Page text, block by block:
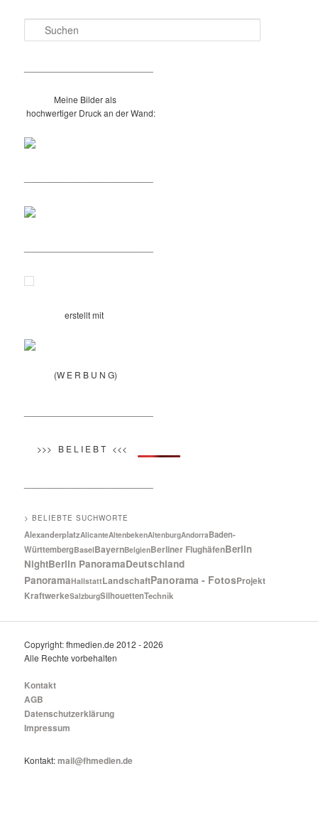
u
Meine Bilder als
hochwertiger Druck an der Wand:
erstellt mit
(W E R B U N G)
>>> B E L I E B T <<<
> BELIEBTE SUCHWORTE
AlexanderplatzAlicanteAltenbekenAltenburgAndorraBaden-
WürttembergBaselBayernBelgienBerliner FlughäfenBerlin
NightBerlin PanoramaDeutschland
PanoramaHallstattLandschaftPanorama - FotosProjekt
KraftwerkeSalzburgSilhouettenTechnik
Copyright: fhmedien.de 2012 - 2026
Alle Rechte vorbehalten
Kontakt
AGB
Datenschutzerklärung
Impressum
Kontakt:mail@fhmedien.de